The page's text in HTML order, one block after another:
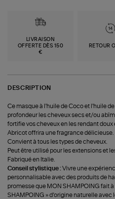
LIVRAISON
OFFERTE DÈS 150
€
RETOUR
DESCRIPTION
Ce masque à l'huile de Coco et l'huile
profondeur les cheveux secs et/ou
fortifie vos cheveux en les rendant
Abricot offrira une fragrance délicieuse.
Convient à tous les types de cheveux.
Peut être utilisé pour les extensions et
Fabriqué en Italie.
Conseil stylistique :Vivre une
personnalisable avec des produits de
promesse que MON SHAMPOING fait
SHAMPOING » d’origine naturelle